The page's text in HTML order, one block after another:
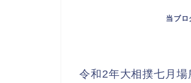
当ブロ
令和2年大相撲七月場